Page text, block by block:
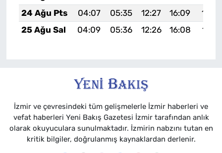
24 Ağu Pts
04:07 05:35 12:27 16:09
25 Ağu Sal
04:09 05:36 12:26 16:08
İzmir ve çevresindeki tüm gelişmelerle İzmir haberleri ve
vefat haberleri Yeni Bakış Gazetesi İzmir tarafından anlık
olarak okuyuculara sunulmaktadır. İzmirin nabzını tutan en
kritik bilgiler, doğrulanmış kaynaklardan derlenir.